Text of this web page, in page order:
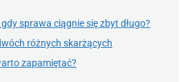
sprawa ciągnie się zbyt długo?
różnych skarżących
zapamiętać?